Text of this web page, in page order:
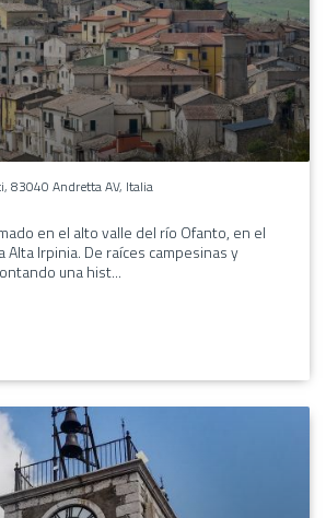
83040 Andretta AV, Italia
en el alto valle del río Ofanto, en el
Alta Irpinia. De raíces campesinas y
una hist...